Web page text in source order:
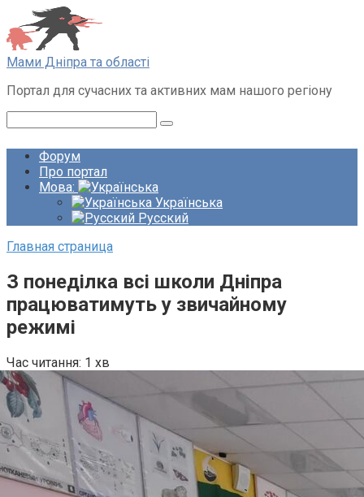
Перейти
до
вмісту
Мами Дніпра та області
Портал для сучасних та активних мам нашого регіону
Форум
Про портал
Мова:
Українська
Русский
Главная страница
З понеділка всі школи Дніпра
працюватимуть у звичайному
режимі
Час читання: 1 хв